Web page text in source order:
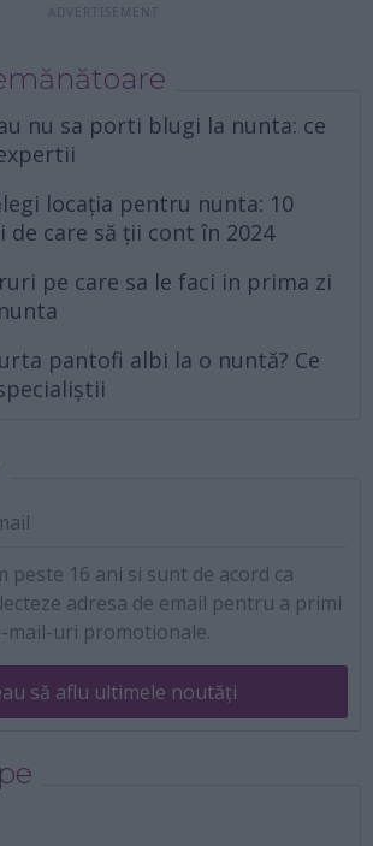
nu sa porti blugi la nunta: ce
locația pentru nunta: 10
de care să ții cont în 2024
pe care sa le faci in prima zi
pantofi albi la o nuntă? Ce
peste 16 ani si sunt de acord ca
adresa de email pentru a primi
mail-uri promotionale.
să aflu ultimele noutăți